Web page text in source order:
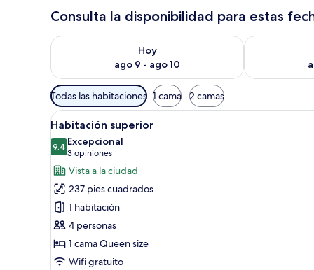
Consulta la disponibilidad para estas
Hoy
ago 9 - ago 10
Consulta la disponibilidad para hoy ago 9 - ago 10
Consulta la
Filtros
disponibles
para
las
habitaciones
Todas las habitaciones 1 cama 2 camas
Abrir
todas
las
fotos
de
Habitación
superior
Habitación de hotel con una
3
Habitación superior
9.49.4 de 10
Excepcional
3 opiniones
(3
opiniones)
Vista a la ciudad
237 pies cuadrados
1 habitación
4 personas
1 cama Queen size
Wifi gratuito